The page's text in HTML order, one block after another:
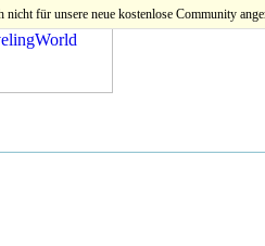
nicht für unsere neue kostenlose Community